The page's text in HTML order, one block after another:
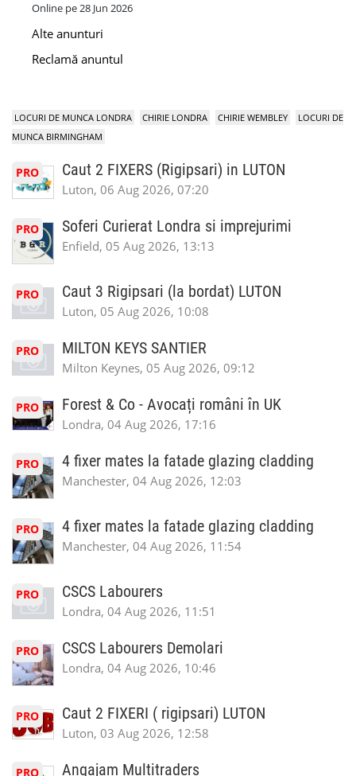
Online pe 28 Jun 2026
Alte anunturi
Reclamă anuntul
LOCURI DE MUNCA LONDRA CHIRIE LONDRA CHIRIE WEMBLEY
LOCURI DE
MUNCA BIRMINGHAM
PRO Caut 2 FIXERS (Rigipsari) in LUTON
Luton, 06 Aug 2026, 07:20
PRO Soferi Curierat Londra si imprejurimi
Enfield, 05 Aug 2026, 13:13
PRO Caut 3 Rigipsari (la bordat) LUTON
Luton, 05 Aug 2026, 10:08
PRO MILTON KEYS SANTIER
Milton Keynes, 05 Aug 2026, 09:12
PRO Forest & Co - Avocați români în UK
Londra, 04 Aug 2026, 17:16
PRO 4 fixer mates la fatade glazing cladding
Manchester, 04 Aug 2026, 12:03
PRO 4 fixer mates la fatade glazing cladding
Manchester, 04 Aug 2026, 11:54
PRO CSCS Labourers
Londra, 04 Aug 2026, 11:51
PRO CSCS Labourers Demolari
Londra, 04 Aug 2026, 10:46
PRO Caut 2 FIXERI ( rigipsari) LUTON
Luton, 03 Aug 2026, 12:58
PRO Angajam Multitraders